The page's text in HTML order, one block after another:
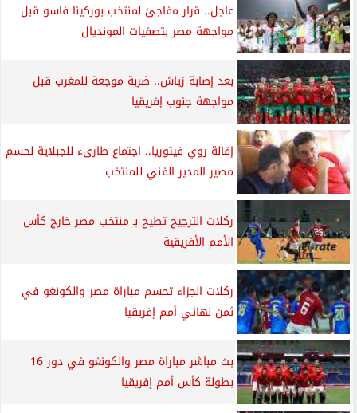
عاجل.. قرار مفاجئ لمنتخب بوركينا فاسو قبل
مواجهة مصر بتصفيات المونديال
بعد إصابة زياش.. ضربة موجعة للمغرب قبل
مواجهة جنوب إفريقيا
إقالة روي فيتوريا.. اجتماع طارىء للجبلاية لحسم
مصير المدير الفني للمنتخب
ركلات الترجيح تطيح بـ منتخب مصر خارج كأس
الأمم الأفريقية
ركلات الجزاء تحسم مباراة مصر والكونغو في
ثمن نهائي أمم إفريقيا
بث مباشر مباراة مصر والكونغو في دور 16
بطولة كأس أمم إفريقيا